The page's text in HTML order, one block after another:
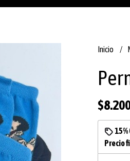
Inicio
15%
Precio